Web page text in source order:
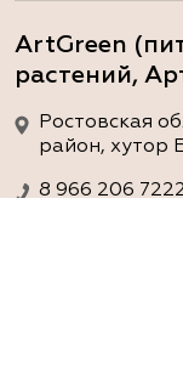
ArtGreen
растений,
Ростовская
район, хутор
8 966 206